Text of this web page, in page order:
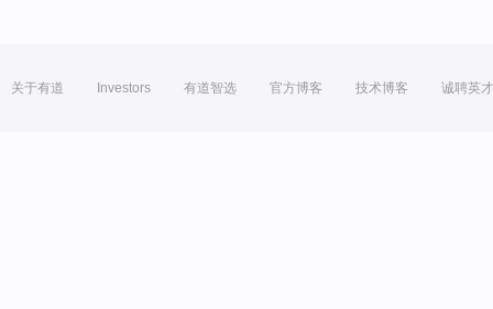
关于有道 Investors 有道智选 官方博客 技术博客 诚聘英才